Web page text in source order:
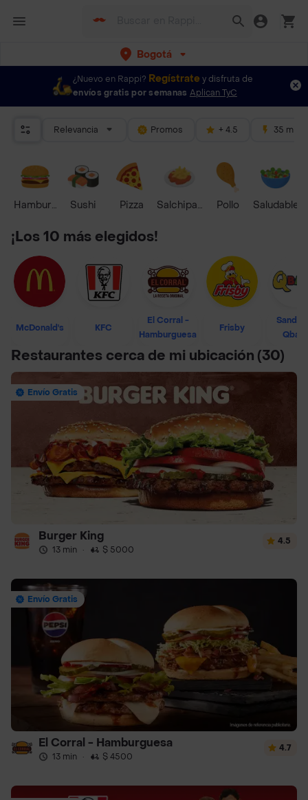
Bogotá
¿Nuevo en Rappi? Regístrate y disfruta de
envíos gratis por semanas Aplican TyC
Relevancia Promos + 4.5 35 mins
HamburguesaSushi Pizza Salchipapas Pollo Saludable
¡Los 10 más elegidos!
McDonald's KFC
El Corral -
Hamburguesa
Frisby
Restaurantes cerca de mi ubicación (30)
Envío Gratis
Burger King
13 min · $ 5000
4.5
Envío Gratis
El Corral - Hamburguesa
13 min · $ 4500
4.7